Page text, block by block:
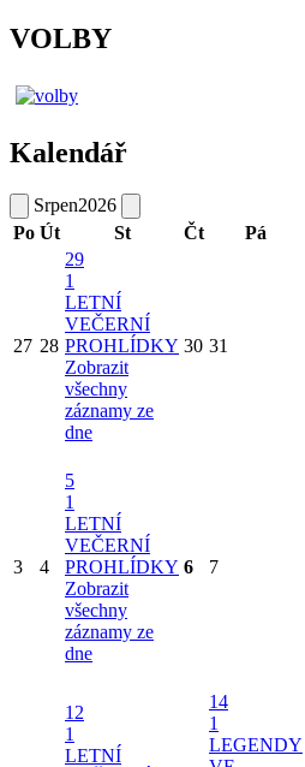
VOLBY
Kalendář
Srpen2026
Po Út St Čt Pá
27 28
29
1
LETNÍ
VEČERNÍ
PROHLÍDKY
Zobrazit
všechny
záznamy ze
dne
30 31
3 4
5
1
LETNÍ
VEČERNÍ
PROHLÍDKY
Zobrazit
všechny
záznamy ze
dne
6 7
12
1
LETNÍ
14
1
LEGENDY